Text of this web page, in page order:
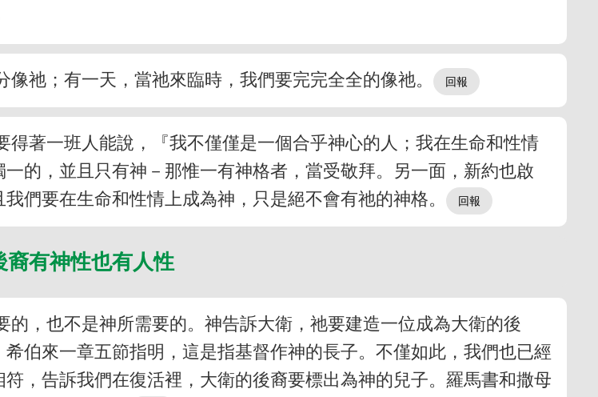
祂；有一天，當祂來臨時，我們要完完全全的像祂。
著一班人能說，『我不僅僅是一個合乎神心的人；我在生命和性情
的，並且只有神－那惟一有神格者，當受敬拜。另一面，新約也啟
們要在生命和性情上成為神，只是絕不會有祂的神格。
裔有神性也有人性
，也不是神所需要的。神告訴大衛，祂要建造一位成為大衛的後
伯來一章五節指明，這是指基督作神的長子。不僅如此，我們也已經
，告訴我們在復活裡，大衛的後裔要標出為神的兒子。羅馬書和撒母